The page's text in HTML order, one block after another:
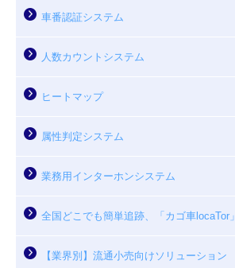
車番認証システム
人数カウントシステム
ヒートマップ
属性判定システム
業務用インターホンシステム
全国どこでも簡単追跡、「カゴ車locaTor」
【業界別】流通小売向けソリューション